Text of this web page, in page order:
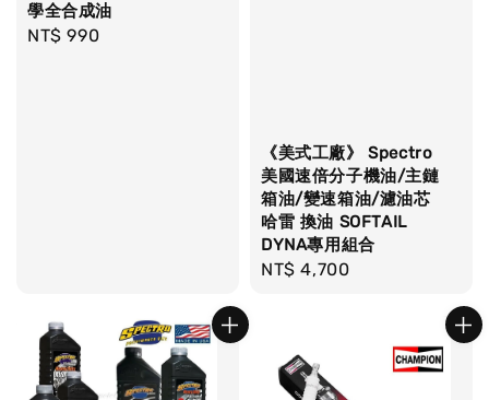
學全合成油
Regular
NT$ 990
《美式工廠》 Spectro
美國速倍分子機油/主鏈
箱油/變速箱油/濾油芯
哈雷 換油 SOFTAIL
DYNA專用組合
Regular
NT$ 4,700